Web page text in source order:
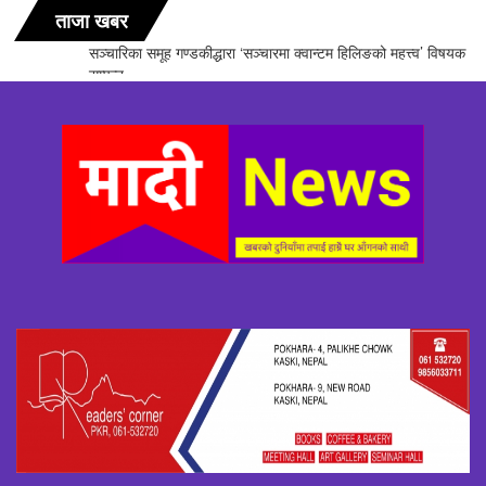
ताजा खबर
सञ्चारिका समूह गण्डकीद्धारा ‘सञ्चारमा क्वान्टम हिलिङको महत्त्व’ विषयक अन्तरक्रिया